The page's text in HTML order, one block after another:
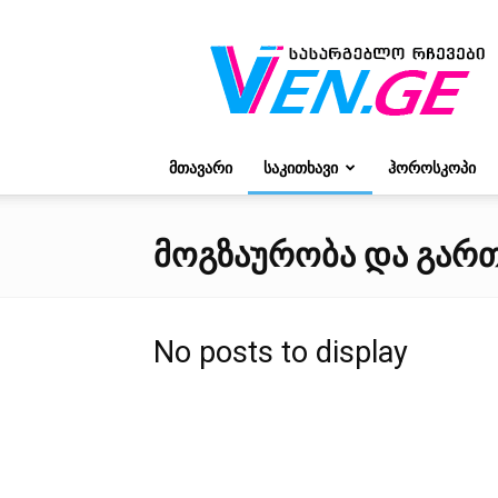
ვივიენისგან
ᲛᲗᲐᲕᲐᲠᲘ ᲡᲐᲙᲘᲗᲮᲐᲕᲘ ᲰᲝᲠᲝᲡᲙᲝᲞᲘ
ᲛᲝᲒᲖᲐᲣᲠᲝᲑᲐ ᲓᲐ
No posts to display